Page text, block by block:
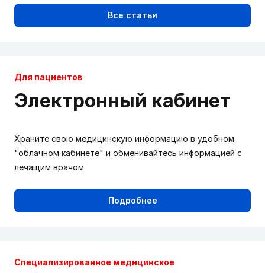
Все статьи
Для пациентов
Электронный кабинет
Храните свою медицинскую информацию в удобном
"облачном кабинете" и обменивайтесь информацией с
лечащим врачом
Подробнее
Cпециализированное медицинское